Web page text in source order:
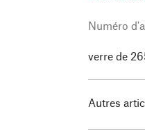
Numéro
verre de
Autres